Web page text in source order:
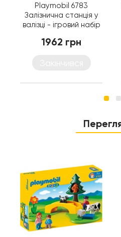
Playmobil 6783
Залізнична станція у
валізці - ігровий набір
1962 грн